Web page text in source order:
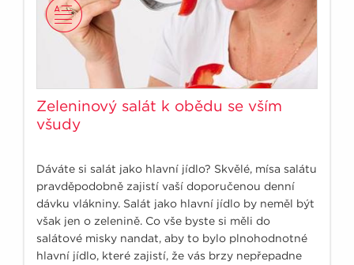
Zeleninový salát k obědu se vším
všudy
Dáváte si salát jako hlavní jídlo? Skvělé, mísa salátu
pravděpodobně zajistí vaší doporučenou denní
dávku vlákniny. Salát jako hlavní jídlo by neměl být
však jen o zelenině. Co vše byste si měli do
salátové misky nandat, aby to bylo plnohodnotné
hlavní jídlo, které zajistí, že vás brzy nepřepadne